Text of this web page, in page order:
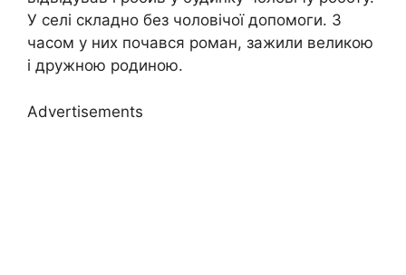
У селі складно без чоловічої допомоги. З
часом у них почався роман, зажили великою
і дружною родиною.
Advertisements